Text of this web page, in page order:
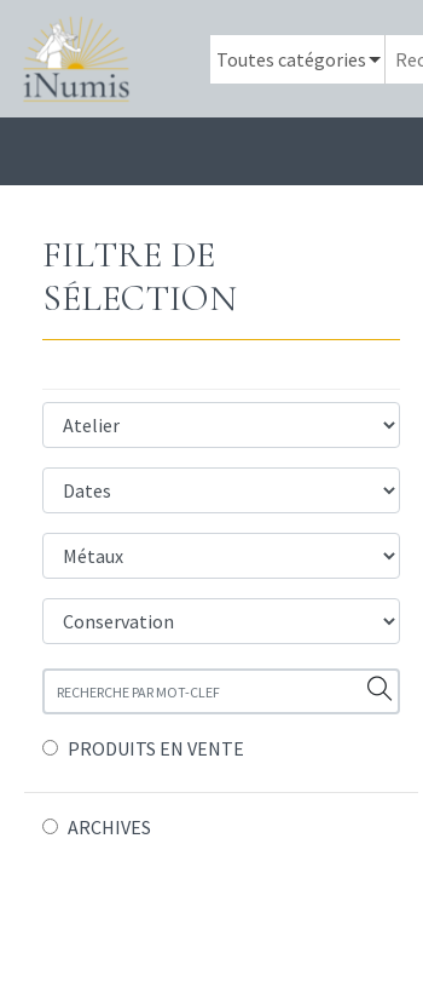
FILTRE DE
SÉLECTION
PRODUITS EN VENTE
ARCHIVES